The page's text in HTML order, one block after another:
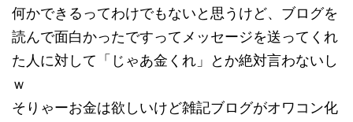
何かできるってわけでもないと思うけど、ブログを
読んで面白かったですってメッセージを送ってくれ
た人に対して「じゃあ金くれ」とか絶対言わないし
ｗ
そりゃーお金は欲しいけど雑記ブログがオワコン化